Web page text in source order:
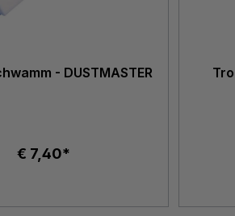
- DUSTMASTER
€ 7,40*